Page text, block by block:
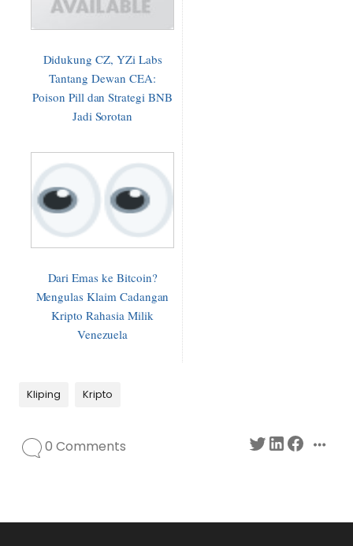
Didukung CZ, YZi Labs
Tantang Dewan CEA:
Poison Pill dan Strategi BNB
Jadi Sorotan
Dari Emas ke Bitcoin?
Mengulas Klaim Cadangan
Kripto Rahasia Milik
Venezuela
Kliping Kripto
0 Comments